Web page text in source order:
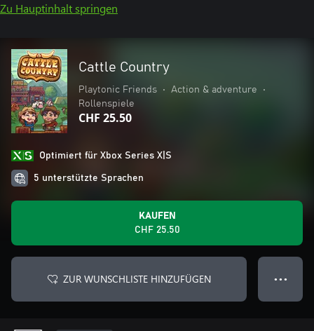
Zu Hauptinhalt springen
Cattle Country
Playtonic Friends • Action & adventure
•
Rollenspiele
CHF 25.50
Optimiert für Xbox Series X|S
5 unterstützte Sprachen
KAUFEN
CHF 25.50
ZUR WUNSCHLISTE HINZUFÜGEN ● ● ●